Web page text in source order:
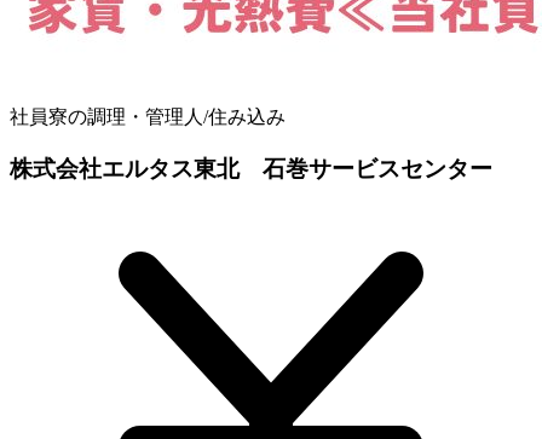
社員寮の調理・管理人/住み込み
株式会社エルタス東北 石巻サービスセンター